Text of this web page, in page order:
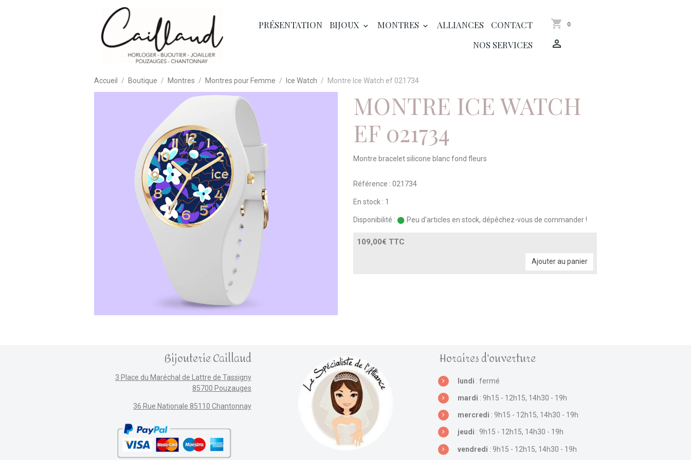
PRÉSENTATION BIJOUX MONTRES ALLIANCES
CONTACT
NOS SERVICES
0
Accueil Boutique Montres Montres pour Femme Ice Watch Montre Ice Watch ef 021734
MONTRE ICE WATCH
EF 021734
Montre bracelet silicone blanc fond fleurs
Référence : 021734
En stock : 1
Disponibilité : Peu d'articles en stock, dépêchez-vous de commander !
109,00€ TTC
Ajouter au panier
Bijouterie Caillaud
3 Place du Maréchal de Lattre de Tassigny
85700 Pouzauges
36 Rue Nationale 85110 Chantonnay
Horaires d'ouverture
lundi : fermé
mardi : 9h15 - 12h15, 14h30 - 19h
mercredi : 9h15 - 12h15, 14h30 - 19h
jeudi : 9h15 - 12h15, 14h30 - 19h
vendredi : 9h15 - 12h15, 14h30 - 19h